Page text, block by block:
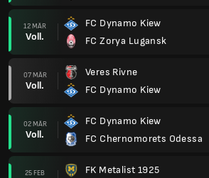
12 MÄR
Voll.
FC Dynamo Kiew
FC Zorya Lugansk
07 MÄR
Voll.
Veres Rivne
FC Dynamo Kiew
02 MÄR
Voll.
FC Dynamo Kiew
FC Chernomorets Odessa
25 FEB FK Metalist 1925